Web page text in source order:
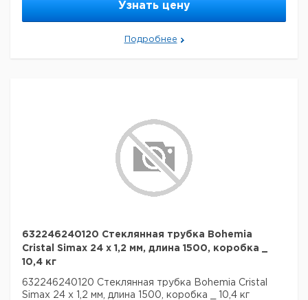
Узнать цену
Подробнее
632246240120 Стеклянная трубка Bohemia
Cristal Simax 24 х 1,2 мм, длина 1500, коробка _
10,4 кг
632246240120 Стеклянная трубка Bohemia Cristal
Simax 24 х 1,2 мм, длина 1500, коробка _ 10,4 кг